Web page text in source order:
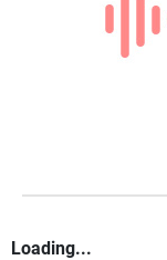
Loading...